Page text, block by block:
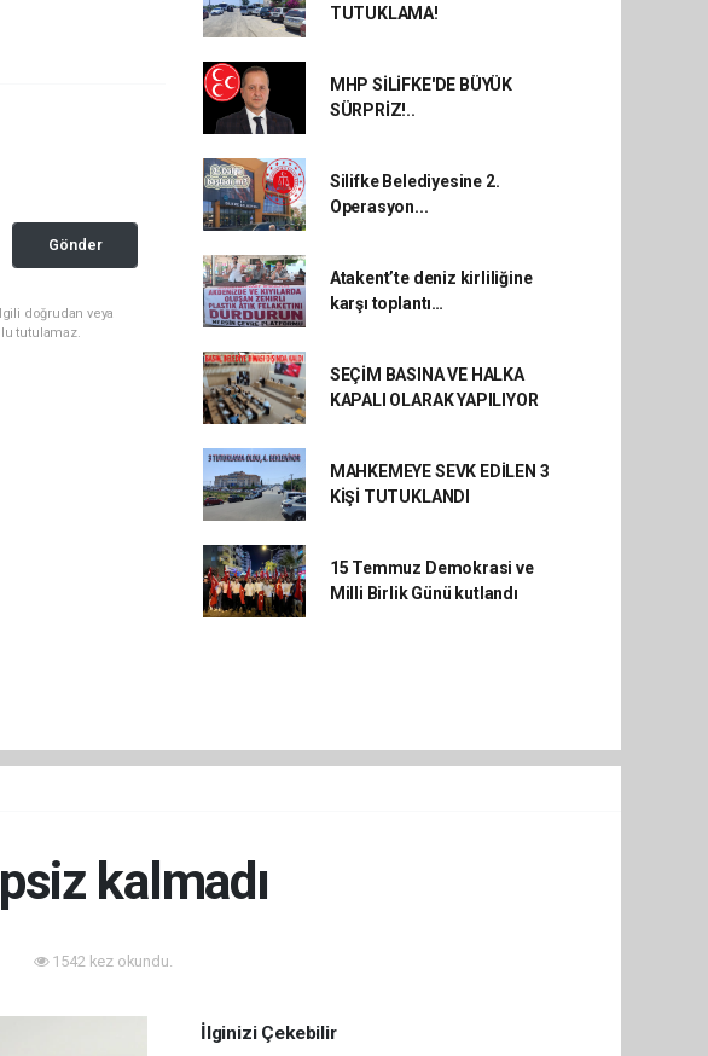
Gönder
doğrudan veya
tutulamaz.
TUTUKLAMA!
MHP SİLİFKE'DE BÜYÜK
SÜRPRİZ!..
Silifke Belediyesine 2.
Operasyon...
Atakent’te deniz kirliliğine
karşı toplantı…
SEÇİM BASINA VE HALKA
KAPALI OLARAK YAPILIYOR
MAHKEMEYE SEVK EDİLEN 3
KİŞİ TUTUKLANDI
15 Temmuz Demokrasi ve
Milli Birlik Günü kutlandı
kalmadı
1542 kez okundu.
İlginizi Çekebilir